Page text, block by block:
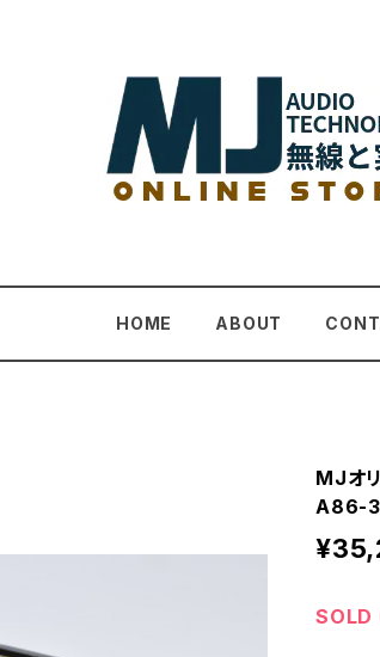
HOME ABOUT
MJオ
A86-
SOLD